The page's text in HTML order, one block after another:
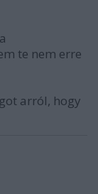
te nem erre
arról, hogy